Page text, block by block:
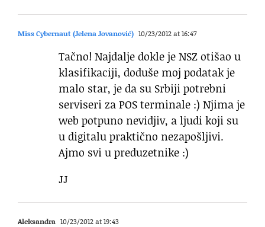
Miss Cybernaut (Jelena Jovanović) 10/23/2012 at 16:47
Tačno! Najdalje dokle je NSZ otišao u
klasifikaciji, doduše moj podatak je
malo star, je da su Srbiji potrebni
serviseri za POS terminale :) Njima je
web potpuno nevidjiv, a ljudi koji su
u digitalu praktično nezapošljivi.
Ajmo svi u preduzetnike :)
JJ
Aleksandra 10/23/2012 at 19:43